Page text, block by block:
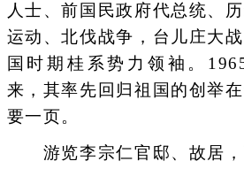
人士、前国民政府代总统、
运动、北伐战争，台儿庄大
国时期桂系势力领袖。
来，其率先回归祖国的创举
要一页。
游览李宗仁官邸、故居，